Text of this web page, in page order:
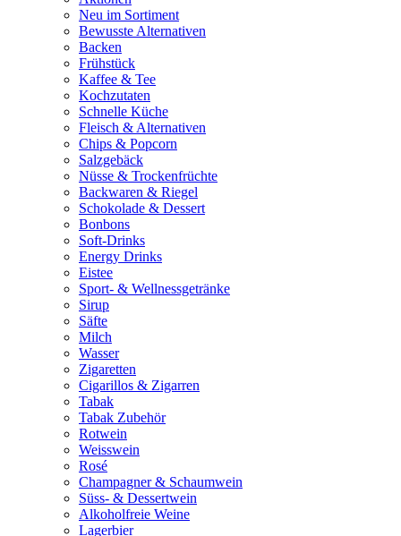
Neu im Sortiment
Bewusste Alternativen
Backen
Frühstück
Kaffee & Tee
Kochzutaten
Schnelle Küche
Fleisch & Alternativen
Chips & Popcorn
Salzgebäck
Nüsse & Trockenfrüchte
Backwaren & Riegel
Schokolade & Dessert
Bonbons
Soft-Drinks
Energy Drinks
Eistee
Sport- & Wellnessgetränke
Sirup
Säfte
Milch
Wasser
Zigaretten
Cigarillos & Zigarren
Tabak
Tabak Zubehör
Rotwein
Weisswein
Rosé
Champagner & Schaumwein
Süss- & Dessertwein
Alkoholfreie Weine
Lagerbier